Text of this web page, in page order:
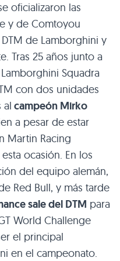
oficializaron las
y de Comtoyou
de Lamborghini y
Tras 25 años junto a
Squadra
con dos unidades
al campeón Mirko
a pesar de estar
Martin Racing
ocasión. En los
del equipo alemán,
Red Bull, y más tarde
sale del DTM para
World Challenge
el principal
en el campeonato.